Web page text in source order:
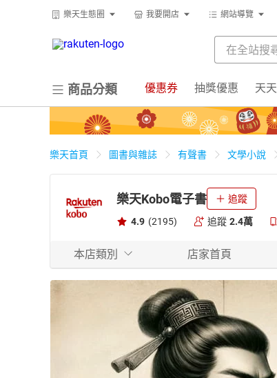
樂天生態圈 我要開店 網站導覽
商品分類 優惠券 抽獎優惠 天
樂天首頁 圖書與雜誌 有聲書 文學小說
樂天Kobo電子書 追蹤
4.9 (2195) 追蹤 2.4萬
本店類別 店家首頁